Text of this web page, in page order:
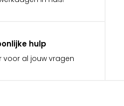
hulp
voor al jouw vragen